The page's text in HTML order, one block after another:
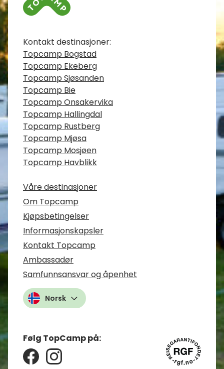
Kontaktinfo
Kontakt destinasjoner:
Topcamp Bogstad
Topcamp Ekeberg
Topcamp Sjøsanden
Topcamp Bie
Topcamp Onsakervika
Topcamp Hallingdal
Topcamp Rustberg
Topcamp Mjøsa
Topcamp Mosjøen
Topcamp Havblikk
Våre destinasjoner
Om Topcamp
Kjøpsbetingelser
Informasjonskapsler
Kontakt Topcamp
Ambassadør
Samfunnsansvar og åpenhet
Norsk
Følg TopCamp på: